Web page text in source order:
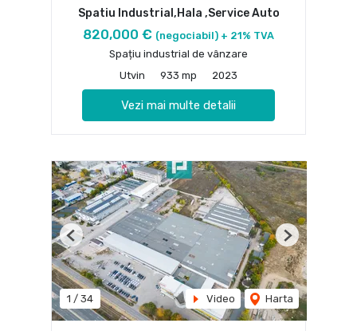
Spatiu Industrial,Hala ,Service Auto
820,000 € (negociabil) + 21% TVA
Spațiu industrial de vânzare
Utvin
933 mp 2023
Vezi mai multe detalii
1 / 34 Video Harta
Previous Next